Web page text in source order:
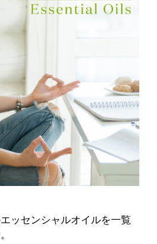
ッセンシャルオイルを一覧